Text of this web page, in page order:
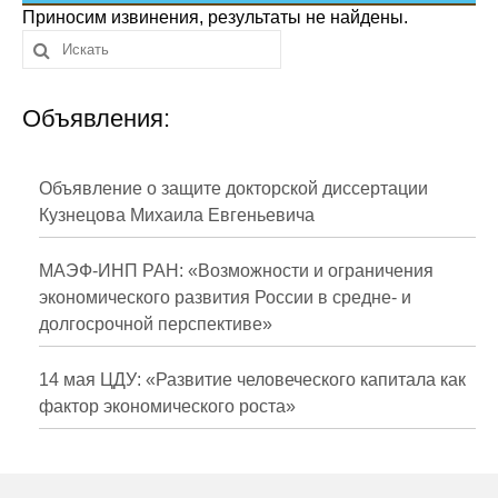
Сотрудники
Отчетность
Противодействие коррупции
Публикации
Научная жизнь
Издания
Проблемы прогнозирования
О журнале
Приносим извинения, результаты не найдены.
Объявления:
Объявление о защите докторской диссертации
Кузнецова Михаила Евгеньевича
МАЭФ-ИНП РАН: «Возможности и ограничения
экономического развития России в средне- и
долгосрочной перспективе»
14 мая ЦДУ: «Развитие человеческого капитала как
фактор экономического роста»